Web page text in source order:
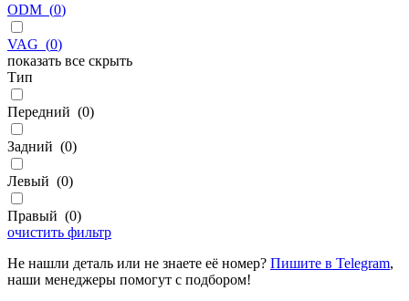
ODM (0)
VAG (0)
показать все скрыть
Тип
Передний (0)
Задний (0)
Левый (0)
Правый (0)
очистить фильтр
Не нашли деталь или не знаете её номер? Пишите в Telegram,
наши менеджеры помогут с подбором!